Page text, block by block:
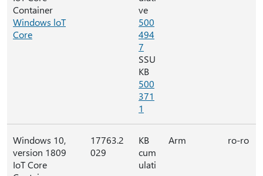
Container
Windows loT
Core
ve
500
494
7
SSU
KB
500
371
1
Windows 10,
version 1809
IoT Core
17763.2
029
KB
cum
ulati
Arm ro-ro